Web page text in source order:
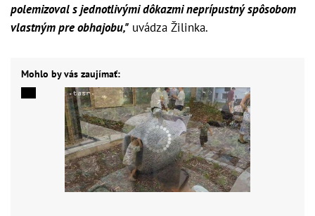
polemizoval s jednotlivými dôkazmi neprípustný spôsobom
vlastným pre obhajobu," uvádza Žilinka.
Mohlo by vás zaujímať: